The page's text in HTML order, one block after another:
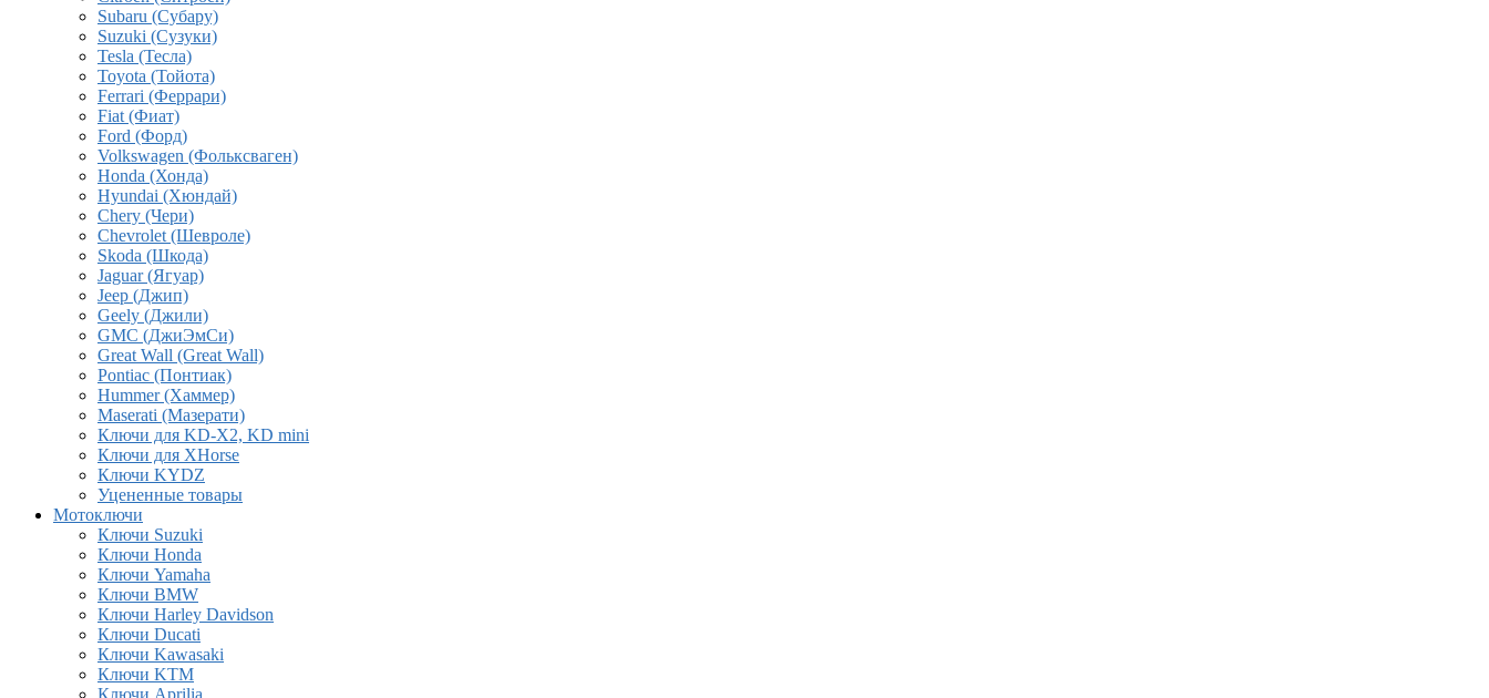
Subaru (Субару)
Suzuki (Сузуки)
Tesla (Тесла)
Toyota (Тойота)
Ferrari (Феррари)
Fiat (Фиат)
Ford (Форд)
Volkswagen (Фольксваген)
Honda (Хонда)
Hyundai (Хюндай)
Chery (Чери)
Chevrolet (Шевроле)
Skoda (Шкода)
Jaguar (Ягуар)
Jeep (Джип)
Geely (Джили)
GMC (ДжиЭмСи)
Great Wall (Great Wall)
Pontiac (Понтиак)
Hummer (Хаммер)
Maserati (Мазерати)
Ключи для KD-X2, KD mini
Ключи для XHorse
Ключи KYDZ
Уцененные товары
Мотоключи
Ключи Suzuki
Ключи Honda
Ключи Yamaha
Ключи BMW
Ключи Harley Davidson
Ключи Ducati
Ключи Kawasaki
Ключи KTM
Ключи Aprilia